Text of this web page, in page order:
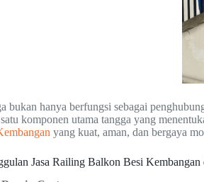
bukan hanya berfungsi sebagai
komponen utama tangga yang
yang kuat, aman, dan bergaya
Jasa Railing Balkon Besi